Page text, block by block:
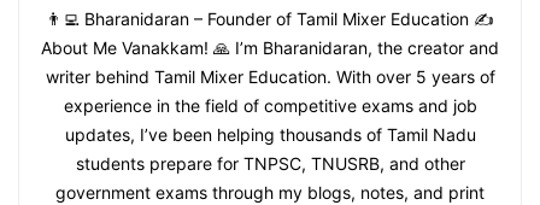
👨‍💻 Bharanidaran – Founder of Tamil Mixer Education ✍️
About Me Vanakkam! 🙏 I’m Bharanidaran, the creator and
writer behind Tamil Mixer Education. With over 5 years of
experience in the field of competitive exams and job
updates, I’ve been helping thousands of Tamil Nadu
students prepare for TNPSC, TNUSRB, and other
government exams through my blogs, notes, and print